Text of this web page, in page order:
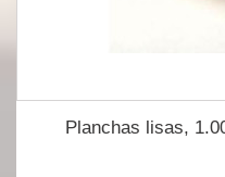
Planchas lisas,